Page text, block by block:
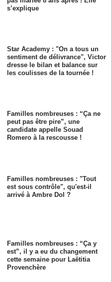
s’explique
Star Academy : "On a tous un
sentiment de délivrance", Victor
dresse le bilan et balance sur
les coulisses de la tournée !
Familles nombreuses : “Ça ne
peut pas être pire”, une
candidate appelle Souad
Romero à la rescousse !
Familles nombreuses : "Tout
est sous contrôle", qu'est-il
arrivé à Ambre Dol ?
Familles nombreuses : “Ça y
est”, il y a eu du changement
cette semaine pour Laëtitia
Provenchère